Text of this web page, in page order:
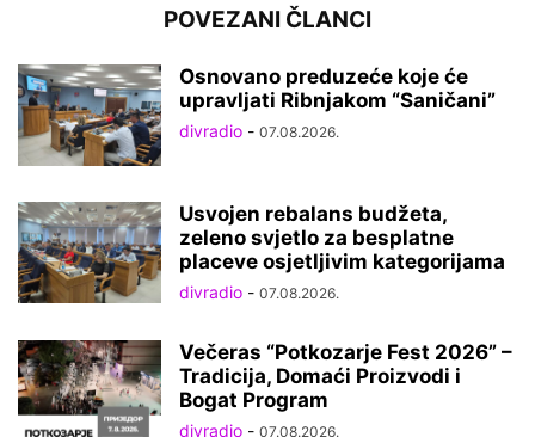
POVEZANI ČLANCI
Osnovano preduzeće koje će
upravljati Ribnjakom “Saničani”
divradio - 07.08.2026.
Usvojen rebalans budžeta,
zeleno svjetlo za besplatne
placeve osjetljivim kategorijama
divradio - 07.08.2026.
Večeras “Potkozarje Fest 2026” –
Tradicija, Domaći Proizvodi i
Bogat Program
divradio - 07.08.2026.